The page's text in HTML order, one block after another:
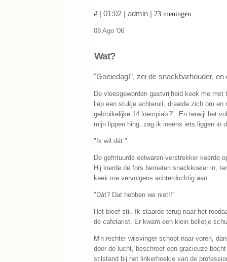
# | 01:02 | admin | 23 meningen
08 Ago '06
Wat?
"Goeiedag!", zei de snackbarhouder,
De vleesgeworden gastvrijheid keek me met
liep een stukje achteruit, draaide zich om en
gebruikelijke 14 loempia's?". En terwijl het
mijn lippen hing, zag ik ineens iets liggen in
"Ik wil dát."
De gefrituurde eetwaren-verstrekker keerde
Hij loerde de fors bemeten snackkoeler in,
keek me vervolgens achterdochtig aan.
"Dát? Dat hebben we niet!!"
Het bleef stil. Ik staarde terug naar het
de cafetarist. Er kwam een klein belletje
M'n rechter wijsvinger schoot naar voren,
door de lucht, beschreef een gracieuze
stilstand bij het linkerhoekje van de